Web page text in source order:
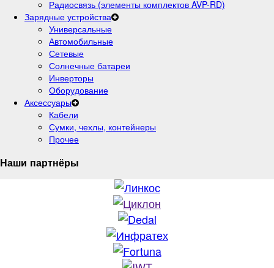
Радиосвязь (элементы комплектов AVP-RD)
Зарядные устройства
Универсальные
Автомобильные
Сетевые
Солнечные батареи
Инверторы
Оборудование
Аксессуары
Кабели
Сумки, чехлы, контейнеры
Прочее
Наши партнёры